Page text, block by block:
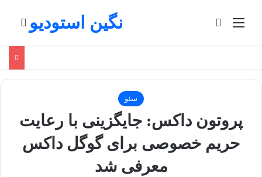
منو نگین استودیو
سئو
پروتون داکس: جایگزینی با رعایت
حریم خصوصی برای گوگل داکس
معرفی شد